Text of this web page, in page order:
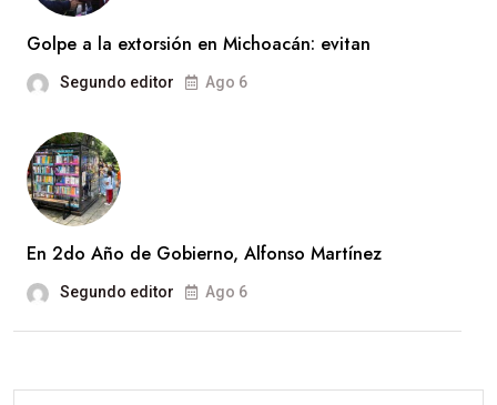
Golpe a la extorsión en Michoacán: evitan
Segundo editor Ago 6
En 2do Año de Gobierno, Alfonso Martínez
Segundo editor Ago 6